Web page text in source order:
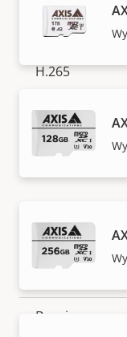
H.264
H.265
Sieć
Opis
nieruchomości
Klasa PoE
Opis
Podpisany
Bezpieczne